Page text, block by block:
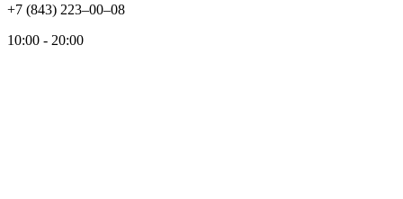
+7 (843) 223‒00‒08
10:00 - 20:00